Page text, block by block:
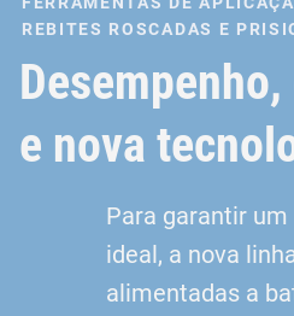
REBITES ROSCADAS E
e nova
Para garantir
ideal, a nova
alimentadas a